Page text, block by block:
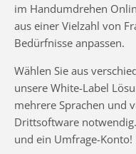
im Handumdrehen
aus einer Vielzahl von
Bedürfnisse anpassen.
Wählen Sie aus
unsere White-Label
mehrere Sprachen und
Drittsoftware
und ein Umfrage-Konto!